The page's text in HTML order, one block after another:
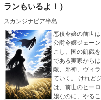
ランもいるよ！）
スカンジナビア半島
悪役令嬢の前世
公爵令嬢ジェー
こし、国の飢餓
である実家から
敵、邪神、ヴィ
ていく。 けれど
は、前世のヒー
嬢なのに、やる